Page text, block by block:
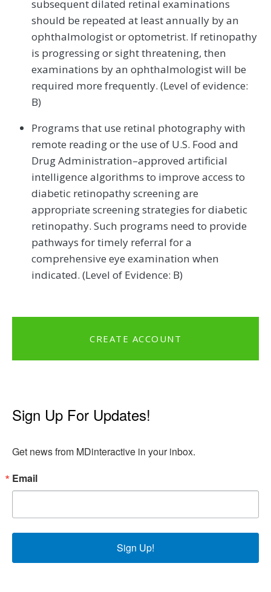
subsequent dilated retinal examinations
should be repeated at least annually by an
ophthalmologist or optometrist. If retinopathy
is progressing or sight threatening, then
examinations by an ophthalmologist will be
required more frequently. (Level of evidence:
B)
Programs that use retinal photography with
remote reading or the use of U.S. Food and
Drug Administration–approved artificial
intelligence algorithms to improve access to
diabetic retinopathy screening are
appropriate screening strategies for diabetic
retinopathy. Such programs need to provide
pathways for timely referral for a
comprehensive eye examination when
indicated. (Level of Evidence: B)
CREATE ACCOUNT
Sign Up For Updates!
Get news from MDinteractive in your inbox.
Email
Sign Up!